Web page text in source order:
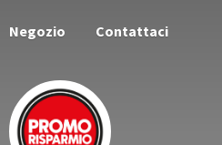
Negozio Contattaci